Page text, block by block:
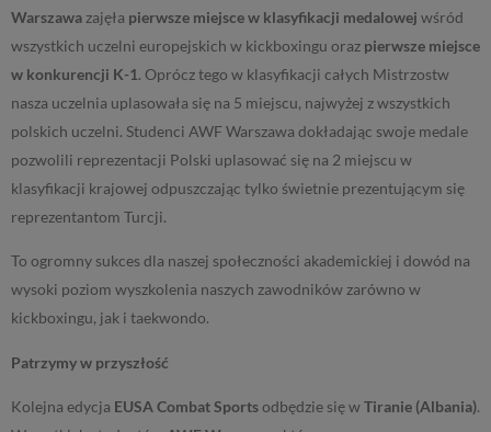
Warszawa zajęła pierwsze miejsce w klasyfikacji medalowej wśród
wszystkich uczelni europejskich w kickboxingu oraz pierwsze miejsce
w konkurencji K-1. Oprócz tego w klasyfikacji całych Mistrzostw
nasza uczelnia uplasowała się na 5 miejscu, najwyżej z wszystkich
polskich uczelni. Studenci AWF Warszawa dokładając swoje medale
pozwolili reprezentacji Polski uplasować się na 2 miejscu w
klasyfikacji krajowej odpuszczając tylko świetnie prezentującym się
reprezentantom Turcji.
To ogromny sukces dla naszej społeczności akademickiej i dowód na
wysoki poziom wyszkolenia naszych zawodników zarówno w
kickboxingu, jak i taekwondo.
Patrzymy w przyszłość
Kolejna edycja EUSA Combat Sportsodbędzie się wTiranie (Albania).